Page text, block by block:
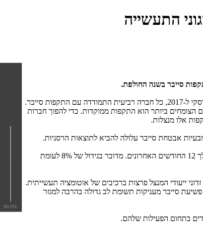
התעשייה
של מעבדת קספרסקי ל-2017, כל חברה רביעית התמודדה עם התקפות סייבר.
ארגונים תעשייתיים ב-2017, אחד מסוגי האיומים הצומחים ביותר הוא התקפות ממוקדות. כדי להפוך חברות
אבטחת סייבר עלולה להביא לתוצאות הרסניות.
28% מתוך 962 החברות התעשייתיות, שנסקרו, התמודדו עם התקפות ממוקדות במהלך 12 החודשים האחרונים. מדובר בגידול של 8% לעומת
לצמיחה ב-2018 של קוד זדוני ייעודי המנצל פרצות ברכיבים של אוטומציה תעשייתית.
סייבר מעניקות תשומת לב גדולה בהרבה למגזר